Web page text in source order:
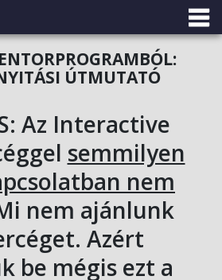
ÚTMUTATÓ
Az Interactive
semmilyen
nem
nem ajánlunk
Azért
be mégis ezt a